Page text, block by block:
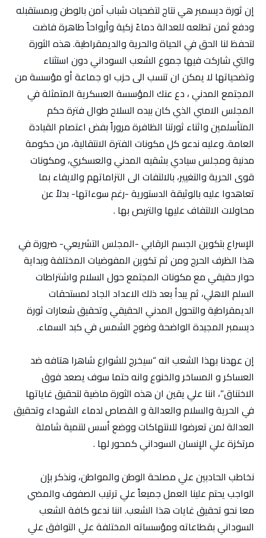
إن ثورة ديسمبر هي نتاج لتضحيات شباب آمن بالوطن وبمستقبله
ودفع ثمن تطلعه للعدالة دماءً زكية وأرواحاً طاهرة فاضت
لتحفظ لنا الحق في الحياة والحرية والديمقراطية. هذه الثورة
والتي شاركت فيها جموع الشعب السوداني دون استثناء
وتضحياتها لا يمكن ان تنسب الى حزب او جماعة أو مؤسسة من
المجتمع المدني ، دع عنك المؤسسة العسكرية المتمثلة في
المجلس الامني الذي كان بيده السلاح طوال فترة حكم
المتأسلمين واثناء ثورتنا الظافرة مروراً بفض اعتصام القيادة
العامة. وعليه ندعو كل مكونات الفترة الانتقالية، من حكومة
مدنية ومجلس سيادي بشقيه المدني والعسكري، ومكونات
قوى الحرية والتغيير، بالالتفات الى التزاماتهم والايفاء بما
تعاهدوا عليه بالوثيقة الدستورية -رغم سوءاتها- بدلاً عن
محاولات الالتفاف عليها والتربص بها .
الإسراع بتكوين الجسم الرقابي -المجلس التشريعي- ضرورة في
هذا الظرف الحرج ومن ثم تكوين المفوضيات المختلفة وبداية
حوار حقيقي مع مكونات المجتمع حول السلام واشتراطات
السلم الاهلي، ثم يبدأ بعد ذلك الاعداد الجاد لمستحقات
الديمقراطية والتحول المدني الحقيقي وتحقيق شعارات ثورة
ديسمبر المجيدة الواضحة وضوح الشمس في كبد السماء.
إن عهدنا بهذا الشعب انه “سيخرج للشوارع شاهرا هتافه ضد
العساكر و المساخر والخنوع وانه حتما سوف يصعد فوق
الاختناق”، اننا علي يقين ان هذه الثورة ماضية لتحقيق غاياتها
في الحرية والسلام والعدالة و القصاص لدماء الشهداء وتحقيق
العدالة لمن تعرضوا للانتهاكات ووضع أسس لتنمية شاملة
مرتكزة علي الإنسان السوداني كمحور لها .
نخاطب الحادبين علي مصلحة الوطن والمواطن، ونذكر بإن
الواجب يحتم علينا العمل جميعاً علي ترتيب الصفوف والمضي
معا نحو تحقيق غايات هذا الشعب. اننا ندعو كافة الشعب
السوداني بقطاعاته ومؤسساته المختلفة علي التوافق علي